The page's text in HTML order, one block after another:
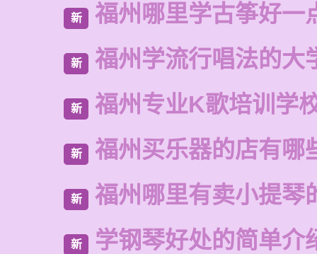
新 福州哪里学古筝好一
新 福州学流行唱法的大
新 福州专业K歌培训学
新 福州买乐器的店有哪
新 福州哪里有卖小提琴
新 学钢琴好处的简单介